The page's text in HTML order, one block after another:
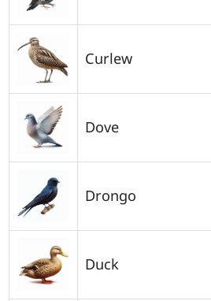
Curlew
Dove
Drongo
Duck